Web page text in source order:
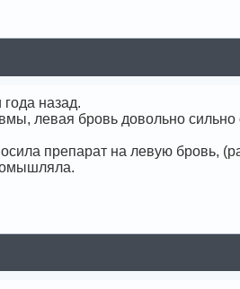
назад.
левая бровь довольно сильно
препарат на левую бровь,